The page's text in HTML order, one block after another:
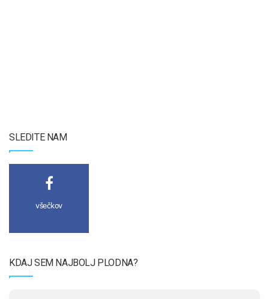
SLEDITE NAM
všečkov
KDAJ SEM NAJBOLJ PLODNA?